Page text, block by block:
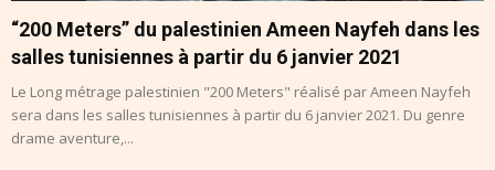
“200 Meters” du palestinien Ameen Nayfeh dans les
salles tunisiennes à partir du 6 janvier 2021
Le Long métrage palestinien "200 Meters" réalisé par Ameen Nayfeh
sera dans les salles tunisiennes à partir du 6 janvier 2021. Du genre
drame aventure,...